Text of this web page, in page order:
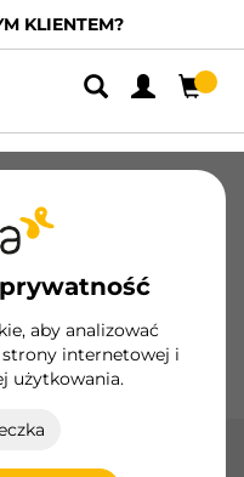
aby analizować
strony internetowej i
użytkowania.
Zawiasy
Kuchnia